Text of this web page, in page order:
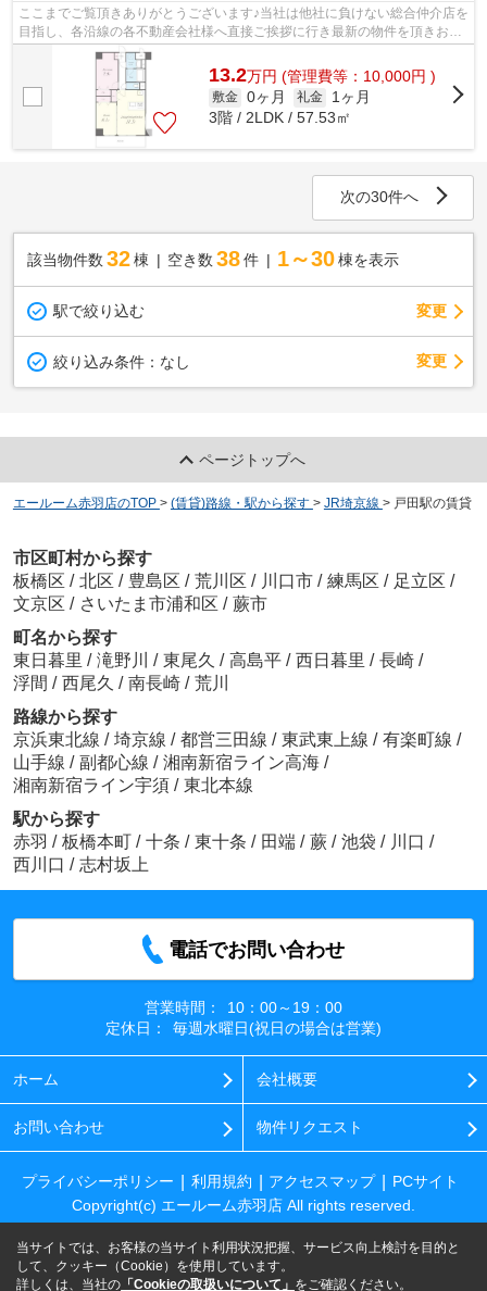
ここまでご覧頂きありがとうございます♪当社は他社に負けない総合仲介店を
目指し、各沿線の各不動産会社様へ直接ご挨拶に行き最新の物件を頂きお客
様へ提供しております！最新の情報は...
13.2万円 (管理費等：10,000円 )
敷金 0ヶ月 礼金
1ヶ月
3階 / 2LDK / 57.53㎡
次の30件へ
該当物件数 32棟 空き数 38 件 1～30 棟を表示
駅で絞り込む 変更
絞り込み条件： なし 変更
ページトップへ
エールーム赤羽店のTOP > (賃貸)路線・駅から探す > JR埼京線 > 戸田駅の賃貸
市区町村から探す
板橋区 / 北区 / 豊島区 / 荒川区 / 川口市 / 練馬区 / 足立区 /
文京区 / さいたま市浦和区 / 蕨市
町名から探す
東日暮里 / 滝野川 / 東尾久 / 高島平 / 西日暮里 / 長崎 /
浮間 / 西尾久 / 南長崎 / 荒川
路線から探す
京浜東北線 / 埼京線 / 都営三田線 / 東武東上線 / 有楽町線 /
山手線 / 副都心線 / 湘南新宿ライン高海 /
湘南新宿ライン宇須 / 東北本線
駅から探す
赤羽 / 板橋本町 / 十条 / 東十条 / 田端 / 蕨 / 池袋 / 川口 /
西川口 / 志村坂上
電話でお問い合わせ
営業時間：
10：00～19：00
定休日：
毎週水曜日(祝日の場合は営業)
ホーム 会社概要
お問い合わせ 物件リクエスト
プライバシーポリシー 利用規約 アクセスマップ
PCサイト
Copyright(c) エールーム赤羽店 All rights reserved.
当サイトでは、お客様の当サイト利用状況把握、サービス向上検討を目的と
して、クッキー（Cookie）を使用しています。
詳しくは、当社の 「Cookieの取扱いについて」 をご確認ください。